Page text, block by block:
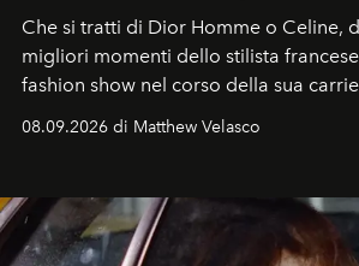
Che si tratti di Dior Homme o Celine,
migliori momenti dello stilista
fashion show nel corso della sua
08.09.2026 di Matthew Velasco